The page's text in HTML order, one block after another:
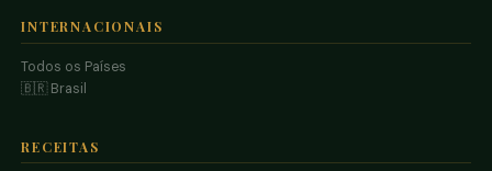
INTERNACIONAIS
Todos os Países
🇧🇷 Brasil
RECEITAS